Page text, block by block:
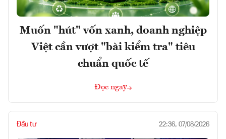
Muốn "hút" vốn xanh, doanh nghiệp
Việt cần vượt "bài kiểm tra" tiêu
chuẩn quốc tế
Đọc ngay
Đầu tư 22:36, 07/08/2026